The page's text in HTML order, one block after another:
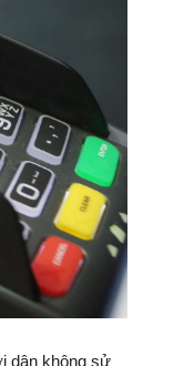
dân không sử